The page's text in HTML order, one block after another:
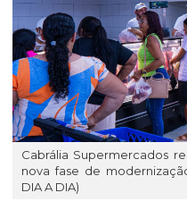
Cabrália Supermercados
nova fase de
DIA A DIA)